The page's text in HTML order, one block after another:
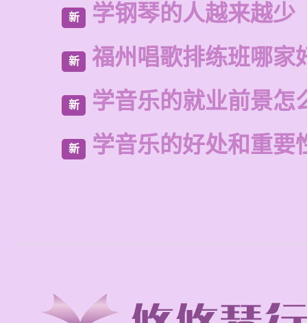
新 学钢琴的人越来越少
新 福州唱歌排练班哪家
新 学音乐的就业前景怎
新 学音乐的好处和重要